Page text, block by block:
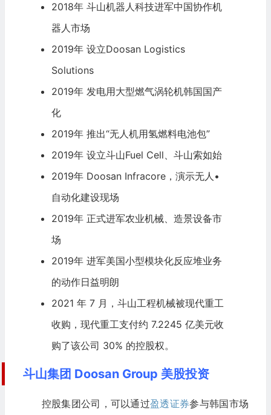
2018年 斗山机器人科技进军中国协作机
器人市场
2019年 设立Doosan Logistics
Solutions
2019年 发电用大型燃气涡轮机韩国国产
化
2019年 推出“无人机用氢燃料电池包”
2019年 设立斗山Fuel Cell、斗山索如始
2019年 Doosan Infracore，演示无人•
自动化建设现场
2019年 正式进军农业机械、造景设备市
场
2019年 进军美国小型模块化反应堆业务
的动作日益明朗
2021 年 7 月，斗山工程机械被现代重工
收购，现代重工支付约 7.2245 亿美元收
购了该公司 30% 的控股权。
斗山集团 Doosan Group 美股投资
控股集团公司，可以通过盈透证券参与韩国市场